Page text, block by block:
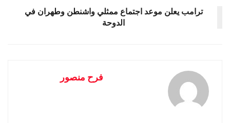
ترامب يعلن موعد اجتماع ممثلي واشنطن وطهران في
الدوحة
فرح منصور